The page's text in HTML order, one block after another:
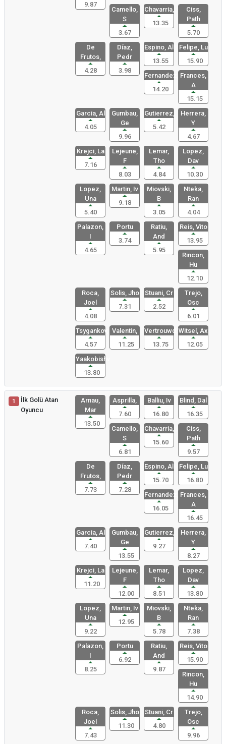
9.87
Camello,
S
3.67
Chavarria,
13.35
Ciss,
Path
5.70
De
Frutos,
4.28
Díaz,
Pedr
3.98
Espino, Al
13.55
Felipe, Lu
15.90
Fernandez,
14.20
Frances,
A
15.15
Garcia, Al
4.05
Gumbau,
Ge
9.96
Gutierrez,
5.42
Herrera,
Y
4.67
Krejci, La
7.16
Lejeune,
F
8.03
Lemar,
Tho
4.84
Lopez,
Dav
10.30
Lopez,
Una
5.40
Martin, Iv
9.18
Miovski,
B
3.05
Nteka,
Ran
4.04
Palazon,
I
4.65
Portu
3.74
Ratiu,
And
5.95
Reis, Vito
13.95
Rincon,
Hu
12.10
Roca,
Joel
4.08
Solis, Jho
7.31
Stuani, Cr
2.52
Trejo,
Osc
6.01
Tsygankov,
4.57
Valentin,
11.25
Vertrouwd,
13.75
Witsel, Ax
12.05
Yaakobishv
13.80
1
İlk Golü Atan
Oyuncu
Arnau,
Mar
13.50
Asprilla,
7.60
Balliu, Iv
16.80
Blind, Dal
16.35
Camello,
S
6.81
Chavarria,
15.60
Ciss,
Path
9.57
De
Frutos,
7.73
Díaz,
Pedr
7.28
Espino, Al
15.70
Felipe, Lu
16.80
Fernandez,
16.05
Frances,
A
16.45
Garcia, Al
7.40
Gumbau,
Ge
13.55
Gutierrez,
9.27
Herrera,
Y
8.27
Krejci, La
11.20
Lejeune,
F
12.00
Lemar,
Tho
8.51
Lopez,
Dav
13.80
Lopez,
Una
9.22
Martin, Iv
12.95
Miovski,
B
5.78
Nteka,
Ran
7.38
Palazon,
I
8.25
Portu
6.92
Ratiu,
And
9.87
Reis, Vito
15.90
Rincon,
Hu
14.90
Roca,
Joel
7.43
Solis, Jho
11.30
Stuani, Cr
4.80
Trejo,
Osc
9.96